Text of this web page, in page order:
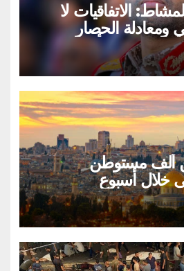
الاتفاقيات لا
ومعادلة الحصار
حتى تحقق أهدافها
ألف مستوطن
خلال أسبوع